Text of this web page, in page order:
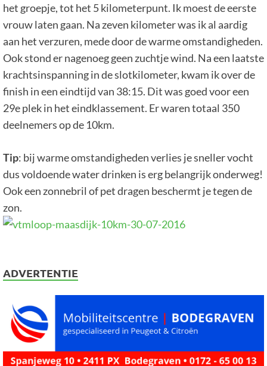
het groepje, tot het 5 kilometerpunt. Ik moest de eerste
vrouw laten gaan. Na zeven kilometer was ik al aardig
aan het verzuren, mede door de warme omstandigheden.
Ook stond er nagenoeg geen zuchtje wind. Na een laatste
krachtsinspanning in de slotkilometer, kwam ik over de
finish in een eindtijd van 38:15. Dit was goed voor een
29e plek in het eindklassement. Er waren totaal 350
deelnemers op de 10km.
Tip: bij warme omstandigheden verlies je sneller vocht
dus voldoende water drinken is erg belangrijk onderweg!
Ook een zonnebril of pet dragen beschermt je tegen de
zon.
ADVERTENTIE